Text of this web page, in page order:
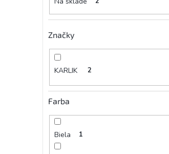
Značky
KARLIK 2
Farba
Biela 1